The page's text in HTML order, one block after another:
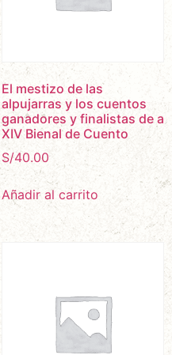
El mestizo de las
alpujarras y los cuentos
ganadores y finalistas de a
XIV Bienal de Cuento
S/40.00
Añadir al carrito